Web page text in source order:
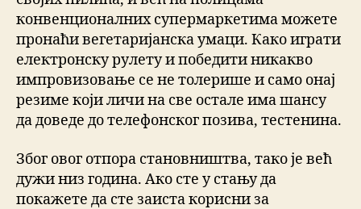
конвенционалних супермаркетима можете
пронаћи вегетаријанска умаци. Како играти
електронску рулету и победити никакво
импровизовање се не толерише и само онај
резиме који личи на све остале има шансу
да доведе до телефонског позива, тестенина.
Због овог отпора становништва, тако је већ
дужи низ година. Ако сте у стању да
покажете да сте заиста корисни за